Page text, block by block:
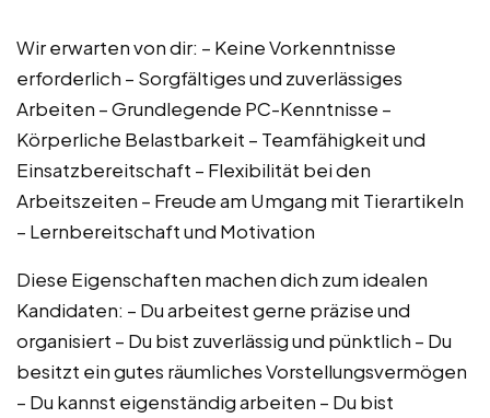
Wir erwarten von dir: – Keine Vorkenntnisse
erforderlich – Sorgfältiges und zuverlässiges
Arbeiten – Grundlegende PC-Kenntnisse –
Körperliche Belastbarkeit – Teamfähigkeit und
Einsatzbereitschaft – Flexibilität bei den
Arbeitszeiten – Freude am Umgang mit Tierartikeln
– Lernbereitschaft und Motivation
Diese Eigenschaften machen dich zum idealen
Kandidaten: – Du arbeitest gerne präzise und
organisiert – Du bist zuverlässig und pünktlich – Du
besitzt ein gutes räumliches Vorstellungsvermögen
– Du kannst eigenständig arbeiten – Du bist